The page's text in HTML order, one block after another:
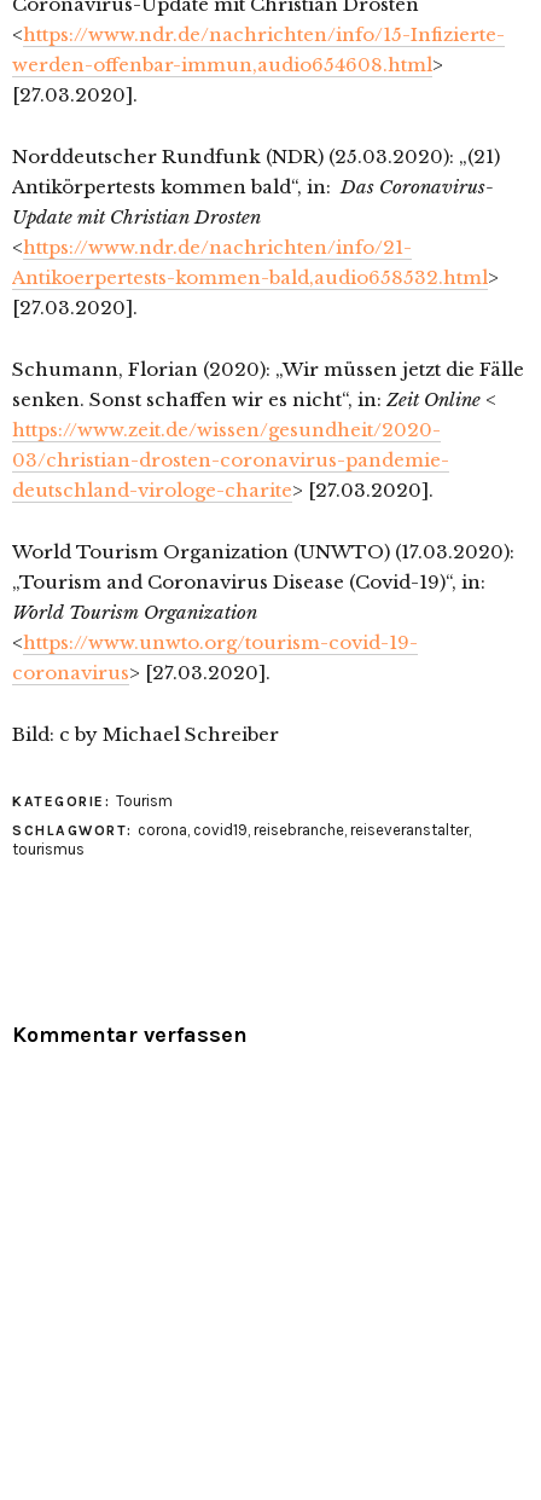
<https://www.ndr.de/nachrichten/info/15-Infizierte-
werden-offenbar-immun,audio654608.html>
[27.03.2020].
Norddeutscher Rundfunk (NDR) (25.03.2020): „(21)
Antikörpertests kommen bald“, in:Das Coronavirus-
Update mit Christian Drosten
<https://www.ndr.de/nachrichten/info/21-
Antikoerpertests-kommen-bald,audio658532.html>
[27.03.2020].
Schumann, Florian (2020): „Wir müssen jetzt die Fälle
senken. Sonst schaffen wir es nicht“, in: Zeit Online <
https://www.zeit.de/wissen/gesundheit/2020-
03/christian-drosten-coronavirus-pandemie-
deutschland-virologe-charite> [27.03.2020].
World Tourism Organization (UNWTO) (17.03.2020):
„Tourism and Coronavirus Disease (Covid-19)“, in:
World Tourism Organization
<https://www.unwto.org/tourism-covid-19-
coronavirus> [27.03.2020].
Bild: c by Michael Schreiber
KATEGORIE: Tourism
SCHLAGWORT: corona, covid19, reisebranche, reiseveranstalter,
tourismus
Kommentar verfassen